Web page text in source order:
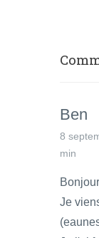
Ben
8
min
Je